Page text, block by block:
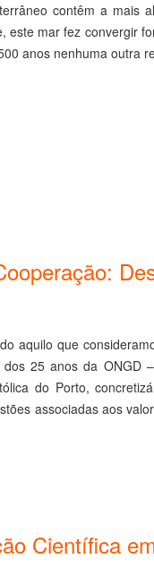
contêm a mais
mar fez convergir
anos nenhuma outra
aquilo que
25 anos da ONGD
do Porto,
associadas aos
Científica